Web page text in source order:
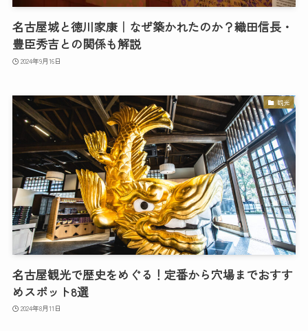
名古屋城と徳川家康｜なぜ築かれたのか？織田信長・
豊臣秀吉との関係も解説
2024年9月16日
観光
名古屋観光で歴史をめぐる！定番から穴場までおすす
めスポット8選
2024年8月11日